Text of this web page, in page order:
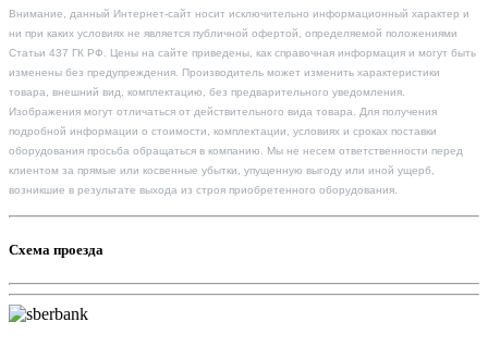
Внимание, данный Интернет-сайт носит исключительно информационный характер и
ни при каких условиях не является публичной офертой, определяемой положениями
Статьи 437 ГК РФ. Цены на сайте приведены, как справочная информация и могут быть
изменены без предупреждения. Производитель может изменить характеристики
товара, внешний вид, комплектацию, без предварительного уведомления.
Изображения могут отличаться от действительного вида товара. Для получения
подробной информации о стоимости, комплектации, условиях и сроках поставки
оборудования просьба обращаться в компанию. Мы не несем ответственности перед
клиентом за прямые или косвенные убытки, упущенную выгоду или иной ущерб,
возникшие в результате выхода из строя приобретенного оборудования.
Схема проезда